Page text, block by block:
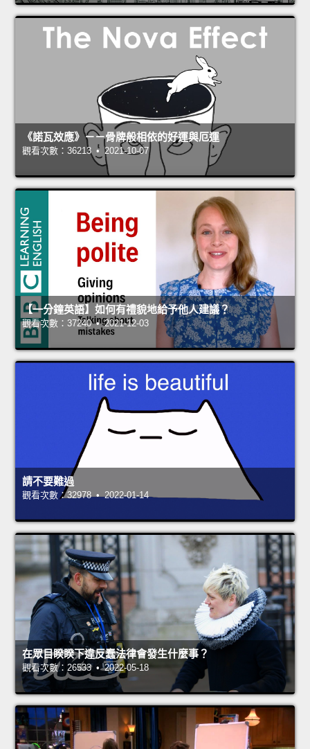
《諾瓦效應》－－骨牌般相依的好運與厄運
觀看次數：36213 • 2021-10-07
【一分鐘英語】如何有禮貌地給予他人建議？
觀看次數：37240 • 2021-12-03
請不要難過
觀看次數：32978 • 2022-01-14
在眾目睽睽下違反蠢法律會發生什麼事？
觀看次數：26533 • 2022-05-18